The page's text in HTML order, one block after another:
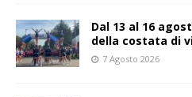
Dal 13 al 16
della costata di
7 Agosto 2026